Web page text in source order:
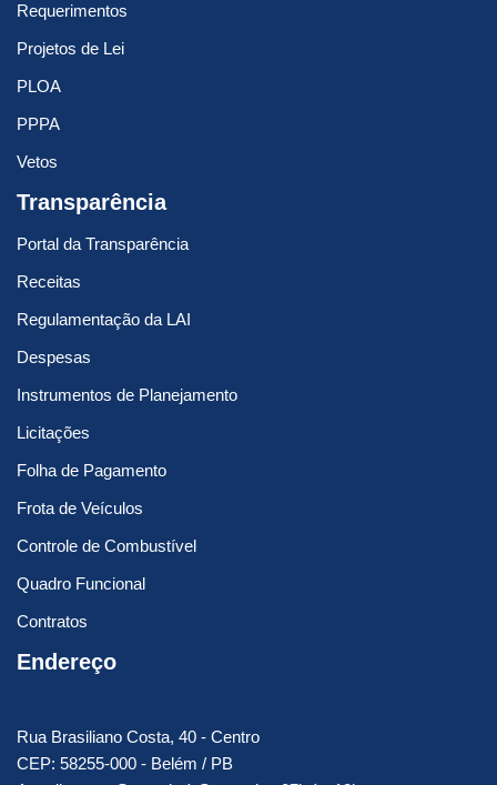
Requerimentos
Projetos de Lei
PLOA
PPPA
Vetos
Transparência
Portal da Transparência
Receitas
Regulamentação da LAI
Despesas
Instrumentos de Planejamento
Licitações
Folha de Pagamento
Frota de Veículos
Controle de Combustível
Quadro Funcional
Contratos
Endereço
Rua Brasiliano Costa, 40 - Centro
CEP: 58255-000 - Belém / PB